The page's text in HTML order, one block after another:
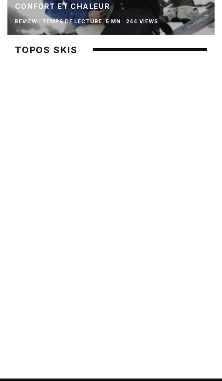
CONFORT ET CHALEUR
REVIEW · TEMPS DE LECTURE: 5 MN · 244 VIEWS
TOPOS SKIS